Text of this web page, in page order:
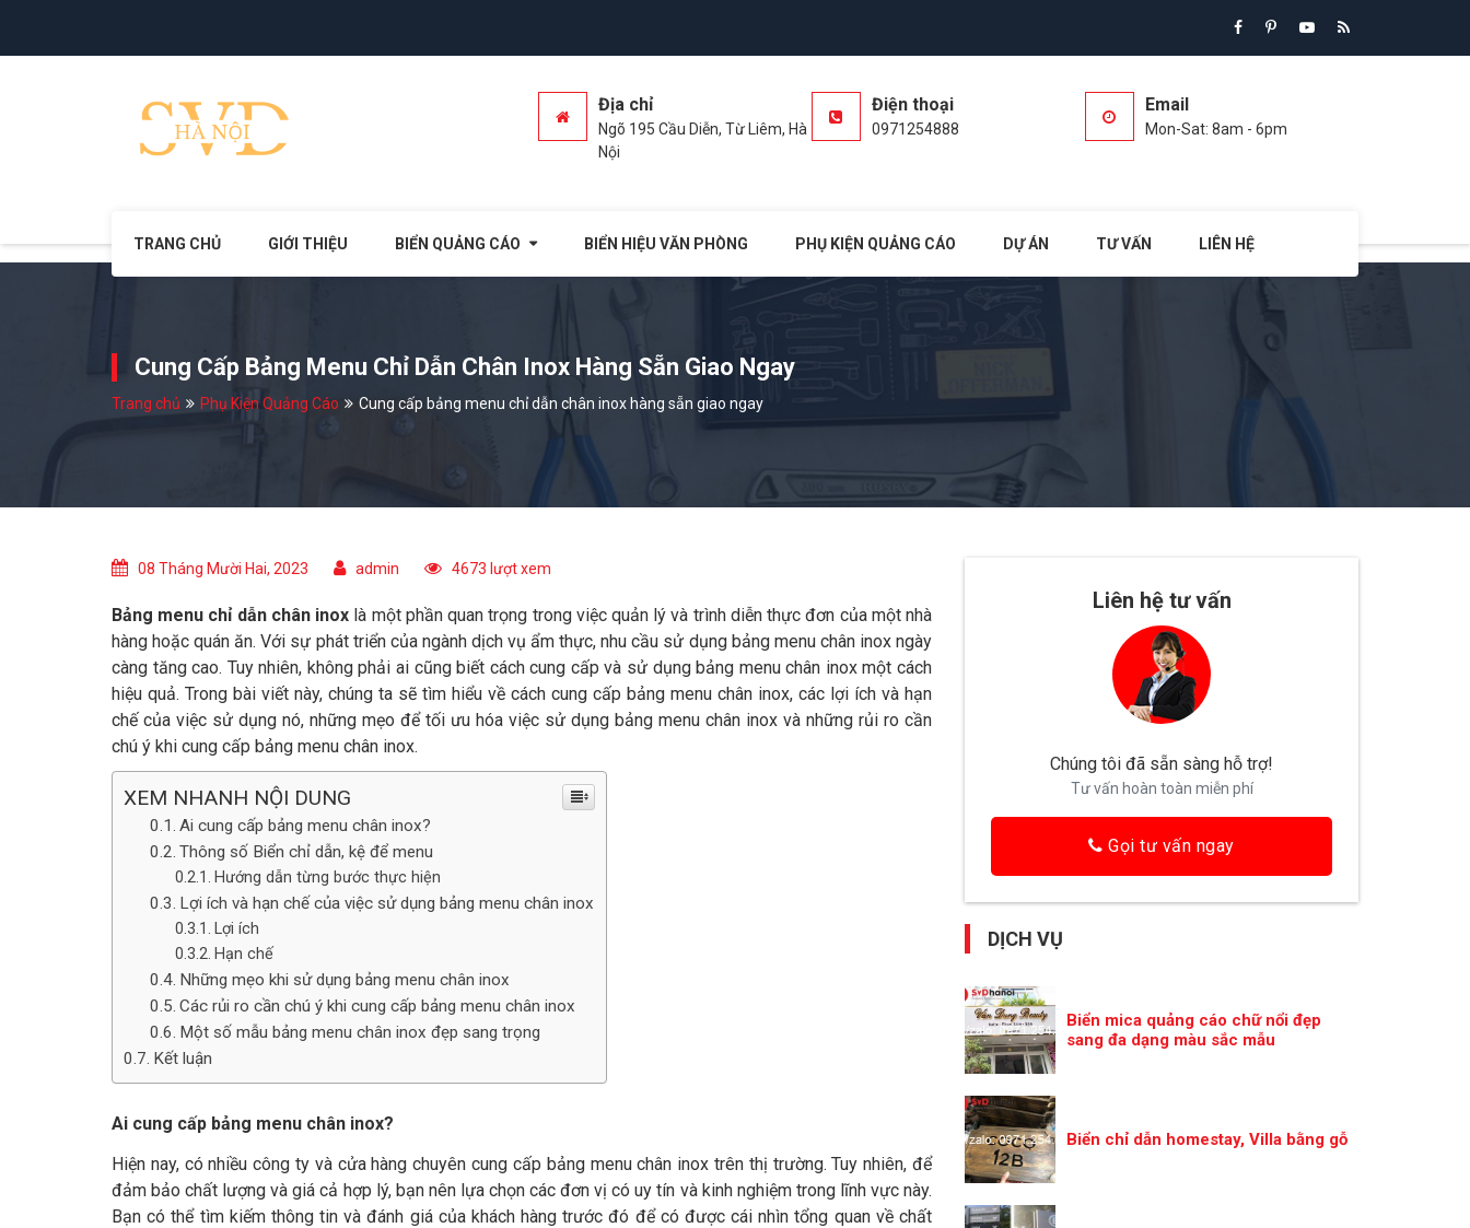
Địa chỉ
Ngõ 195 Cầu Diễn, Từ Liêm, Hà
Nội
Điện thoại
0971254888
Email
Mon-Sat: 8am - 6pm
TRANG CHỦ GIỚI THIỆU BIỂN QUẢNG CÁO BIỂN HIỆU VĂN PHÒNG PHỤ KIỆN QUẢNG CÁO DỰ ÁN TƯ VẤN LIÊN HỆ
Cung Cấp Bảng Menu Chỉ Dẫn Chân Inox Hàng Sẵn Giao Ngay
Trang chủ Phụ Kiện Quảng Cáo Cung cấp bảng menu chỉ dẫn chân inox hàng sẵn giao ngay
08 Tháng Mười Hai, 2023 admin 4673 lượt xem
Bảng menu chỉ dẫn chân inox là một phần quan trọng trong việc quản lý và trình diễn thực đơn của một nhà
hàng hoặc quán ăn. Với sự phát triển của ngành dịch vụ ẩm thực, nhu cầu sử dụng bảng menu chân inox ngày
càng tăng cao. Tuy nhiên, không phải ai cũng biết cách cung cấp và sử dụng bảng menu chân inox một cách
hiệu quả. Trong bài viết này, chúng ta sẽ tìm hiểu về cách cung cấp bảng menu chân inox, các lợi ích và hạn
chế của việc sử dụng nó, những mẹo để tối ưu hóa việc sử dụng bảng menu chân inox và những rủi ro cần
chú ý khi cung cấp bảng menu chân inox.
XEM NHANH NỘI DUNG
Ai cung cấp bảng menu chân inox?
Thông số Biển chỉ dẫn, kệ để menu
Hướng dẫn từng bước thực hiện
Lợi ích và hạn chế của việc sử dụng bảng menu chân inox
Lợi ích
Hạn chế
Những mẹo khi sử dụng bảng menu chân inox
Các rủi ro cần chú ý khi cung cấp bảng menu chân inox
Một số mẫu bảng menu chân inox đẹp sang trọng
Kết luận
Ai cung cấp bảng menu chân inox?
Hiện nay, có nhiều công ty và cửa hàng chuyên cung cấp bảng menu chân inox trên thị trường. Tuy nhiên, để
đảm bảo chất lượng và giá cả hợp lý, bạn nên lựa chọn các đơn vị có uy tín và kinh nghiệm trong lĩnh vực này.
Bạn có thể tìm kiếm thông tin và đánh giá của khách hàng trước đó để có được cái nhìn tổng quan về chất
Liên hệ tư vấn
Chúng tôi đã sẵn sàng hỗ trợ!
Tư vấn hoàn toàn miễn phí
Gọi tư vấn ngay
DỊCH VỤ
Biển mica quảng cáo chữ nổi đẹp
sang đa dạng màu sắc mẫu
Biển chỉ dẫn homestay, Villa bằng gỗ